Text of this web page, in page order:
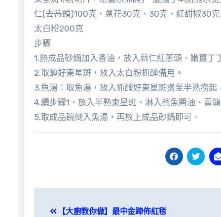
仁(去蒂頭)100克、蔥花30克、30克、紅甜椒30
太白粉200克
步驟
1.熱成品砂鍋加入香油，放入蒜仁紅蔥頭、嫩薑丁
2.取醃好東星斑，放入太白粉抓醃備用。
3.魚湯：取魚湯，放入抓醃好東星斑燙至半熟撈
4.續步驟1，放入半熟東星斑、淋入蒸魚醬油、青
5.取成品碗倒入魚湯，再放上成品砂鍋即可。
【大廚教你做】最中金蹄佈紅毯